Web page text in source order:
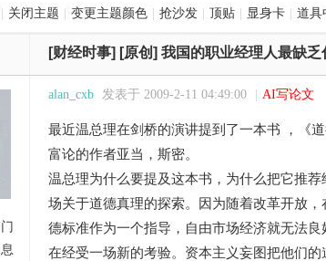
关闭主题 变更主题颜色 抢沙发 顶贴 显身卡 道具
[财经时事] [原创] 我国的职业经理人最缺乏
alan_cxb 发表于 2009-2-11 04:49:00 AI写论文
最近温总理在剑桥的演讲提到了一本书 ，《
富论的作者亚当，斯密。
温总理为什么要提及这本书，为什么把它推
场关于道德真理的探索。因为随着改革开放
德标准作为一个指导，自由市场经济就无法
在经受一场新的考验。资本主义妄图把他们